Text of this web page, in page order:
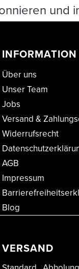
und
INFORMATION
Über uns
Unser Team
Jobs
Versand &
Widerrufsrecht
AGB
Impressum
Blog
VERSAND